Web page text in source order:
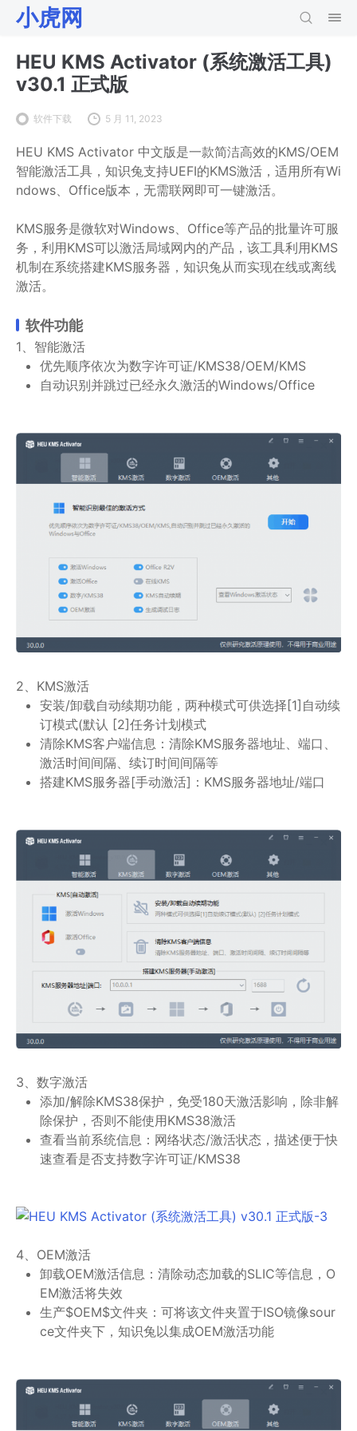
小虎网
HEU KMS Activator (系统激活工具)
v30.1 正式版
软件下载 5 月 11, 2023
HEU KMS Activator 中文版是一款简洁高效的KMS/OEM
智能激活工具，知识兔支持UEFI的KMS激活，适用所有Wi
ndows、Office版本，无需联网即可一键激活。
KMS服务是微软对Windows、Office等产品的批量许可服
务，利用KMS可以激活局域网内的产品，该工具利用KMS
机制在系统搭建KMS服务器，知识兔从而实现在线或离线
激活。
软件功能
1、智能激活
优先顺序依次为数字许可证/KMS38/OEM/KMS
自动识别并跳过已经永久激活的Windows/Office
2、KMS激活
安装/卸载自动续期功能，两种模式可供选择[1]自动续
订模式(默认 [2]任务计划模式
清除KMS客户端信息：清除KMS服务器地址、端口、
激活时间间隔、续订时间间隔等
搭建KMS服务器[手动激活]：KMS服务器地址/端口
3、数字激活
添加/解除KMS38保护，免受180天激活影响，除非解
除保护，否则不能使用KMS38激活
查看当前系统信息：网络状态/激活状态，描述便于快
速查看是否支持数字许可证/KMS38
4、OEM激活
卸载OEM激活信息：清除动态加载的SLIC等信息，O
EM激活将失效
生产$OEM$文件夹：可将该文件夹置于ISO镜像sour
ce文件夹下，知识兔以集成OEM激活功能